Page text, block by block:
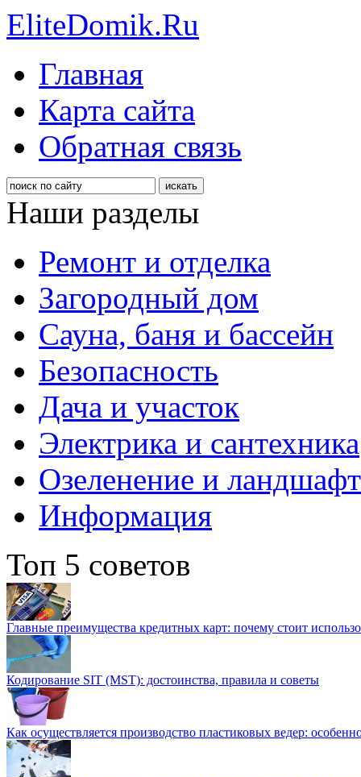
EliteDomik.Ru
Главная
Карта сайта
Обратная связь
Наши разделы
Ремонт и отделка
Загородный дом
Сауна, баня и бассейн
Безопасность
Дача и участок
Электрика и сантехника
Озеленение и
Информация
Топ 5 советов
Главные преимущества кредитных карт: почему стоит
Кодирование SIT (MST): достоинства, правила и советы
Как осуществляется производство пластиковых ведер: